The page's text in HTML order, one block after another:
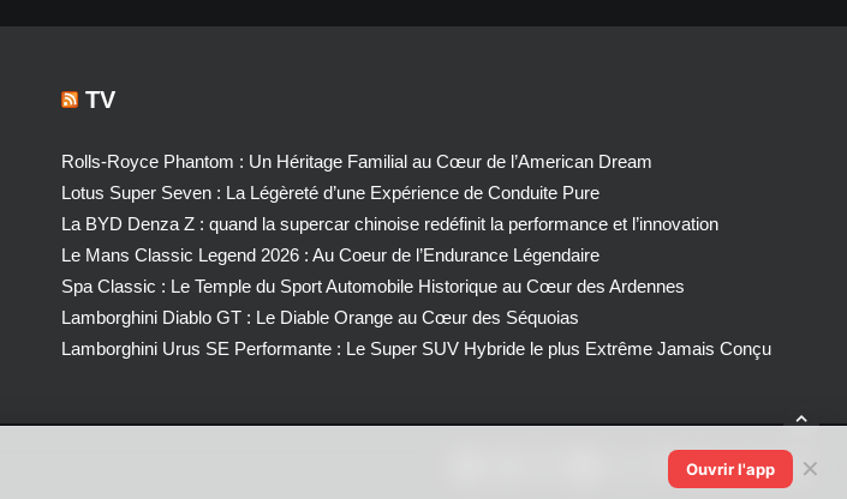
TV
Rolls-Royce Phantom : Un Héritage Familial au Cœur de l’American Dream
Lotus Super Seven : La Légèreté d’une Expérience de Conduite Pure
La BYD Denza Z : quand la supercar chinoise redéfinit la performance et l’innovation
Le Mans Classic Legend 2026 : Au Coeur de l’Endurance Légendaire
Spa Classic : Le Temple du Sport Automobile Historique au Cœur des Ardennes
Lamborghini Diablo GT : Le Diable Orange au Cœur des Séquoias
Lamborghini Urus SE Performante : Le Super SUV Hybride le plus Extrême Jamais Conçu
Ouvrir l'app ✕